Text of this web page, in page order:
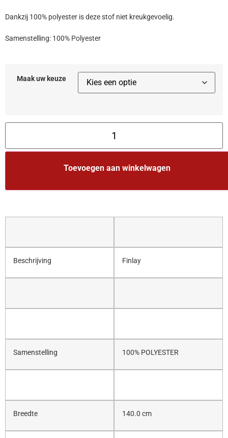
Dankzij 100% polyester is deze stof niet kreukgevoelig.
Samenstelling: 100% Polyester
Maak uw keuze
Toevoegen aan winkelwagen
Beschrijving Finlay
Samenstelling 100% POLYESTER
Breedte 140.0 cm